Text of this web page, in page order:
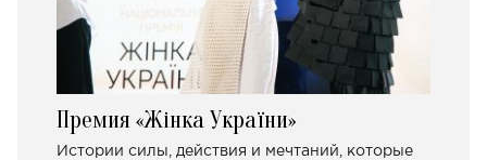
Премия «Жінка України»
Истории силы, действия и мечтаний, которые